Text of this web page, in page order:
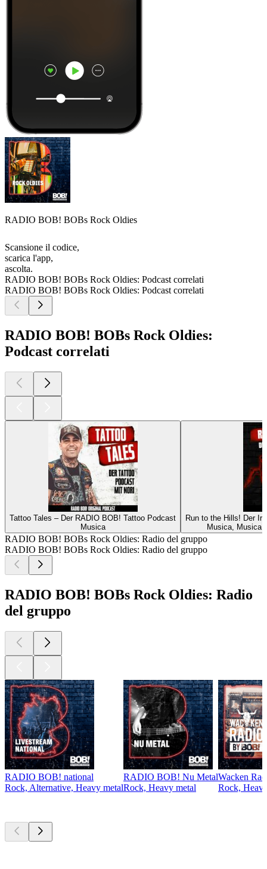
RADIO BOB! BOBs Rock Oldies
Scansione il codice,
scarica l'app,
ascolta.
RADIO BOB! BOBs Rock Oldies: Podcast correlati
RADIO BOB! BOBs Rock Oldies: Podcast correlati
RADIO BOB! BOBs Rock Oldies:
Podcast correlati
Tattoo Tales – Der RADIO BOB! Tattoo Podcast
Musica
Run to the Hills! Der
Musica, Musica:
RADIO BOB! BOBs Rock Oldies: Radio del gruppo
RADIO BOB! BOBs Rock Oldies: Radio del gruppo
RADIO BOB! BOBs Rock Oldies: Radio
del gruppo
RADIO BOB! national
Rock, Alternative, Heavy metal
RADIO BOB! Nu Metal
Rock, Heavy metal
Wacken
Rock,